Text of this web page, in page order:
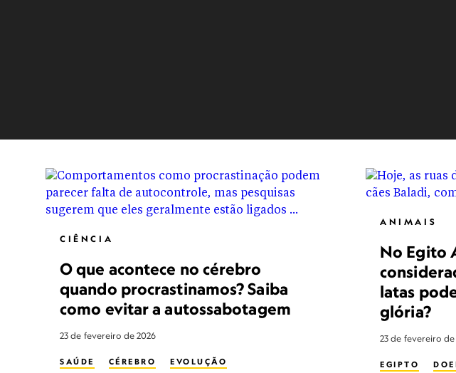
CIÊNCIA
O que acontece no cérebro
quando procrastinamos? Saiba
como evitar a autossabotagem
23 de fevereiro de 2026
SAÚDE CÉREBRO
EVOLUÇÃO
ANIMAIS
No Egito
latas
glória?
23 de fevereiro de
EGIPTO